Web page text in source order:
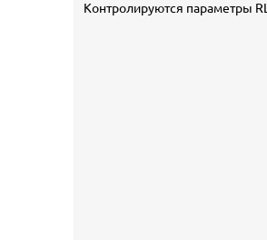
Контролируются параметры